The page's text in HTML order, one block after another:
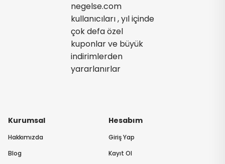
Kurumsal
Hakkımızda
Blog
Hesabım
Giriş Yap
Kayıt Ol
negelse.com
kullanıcıları , yıl içinde
çok defa özel
kuponlar ve büyük
indirimlerden
yararlanırlar